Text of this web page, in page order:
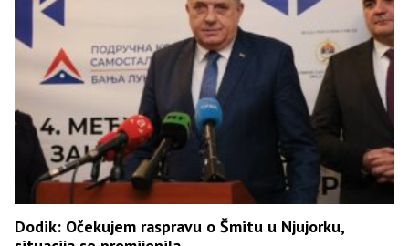
Dodik: Očekujem raspravu o Šmitu u Njujorku,